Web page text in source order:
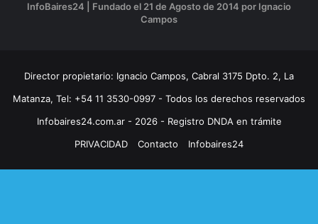
InfoBaires24 | Fundado el 21 de Agosto de 2014 por Ignacio
Campos
Director propietario: Ignacio Campos, Cabral 3175 Dpto. 2, La
Matanza, Tel: +54 11 3530-0997 - Todos los derechos reservados
Infobaires24.com.ar - 2026 - Registro DNDA en trámite
PRIVACIDAD
Contacto Infobaires24